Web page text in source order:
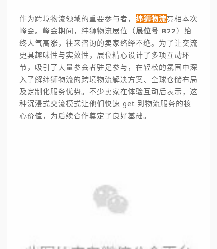
作为跨境物流领域的重要参与者， 纬狮物流亮相本次
峰会。峰会期间，纬狮物流展位（展位号 B22）始
终人气高涨，往来咨询的卖家络绎不绝。为了让交流
更具趣味性与实效性，展位精心设计了多项互动环
节，吸引了大量参会者驻足参与，在轻松的氛围中深
入了解纬狮物流的跨境物流解决方案、全球仓储布局
及定制化服务优势。不少卖家在体验互动后表示，这
种沉浸式交流模式让他们快速 get 到物流服务的核
心价值，为后续合作奠定了良好基础。